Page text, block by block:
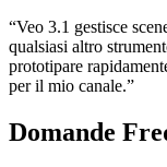
“Veo 3.1 gestisce
qualsiasi altro
prototipare
per il mio canale.”
Domande